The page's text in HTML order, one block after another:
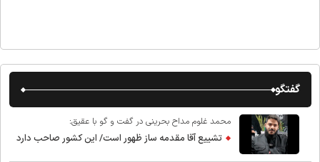
گفتگو
محمد غلوم مداح بحرینی در گفت و گو با عقیق:
تشییع آقا مقدمه ساز ظهور است/ این کشور صاحب دارد